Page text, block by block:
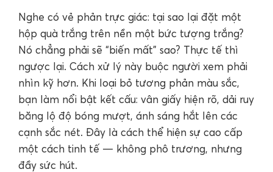
Nghe có vẻ phản trực giác: tại sao lại đặt một
hộp quà trắng trên nền một bức tượng trắng?
Nó chẳng phải sẽ “biến mất” sao? Thực tế thì
ngược lại. Cách xử lý này buộc người xem phải
nhìn kỹ hơn. Khi loại bỏ tương phản màu sắc,
bạn làm nổi bật kết cấu: vân giấy hiện rõ, dải ruy
băng lộ độ bóng mượt, ánh sáng hắt lên các
cạnh sắc nét. Đây là cách thể hiện sự cao cấp
một cách tinh tế — không phô trương, nhưng
đầy sức hút.